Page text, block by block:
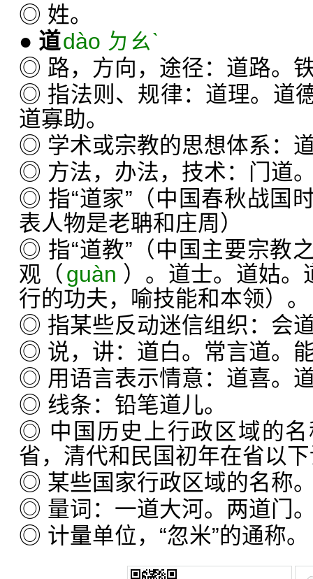
◎ 姓。
● 道dào ㄉㄠˋ
◎ 路，方向，途径：道路。
◎ 指法则、规律：道理。道
道寡助。
◎ 学术或宗教的思想体系：
◎ 方法，办法，技术：门道
◎ 指“道家”（中国春秋战国
表人物是老聃和庄周）
◎ 指“道教”（中国主要宗教
观（ guàn ）。道士。道姑。
行的功夫，喻技能和本领）。
◎ 指某些反动迷信组织：会
◎ 说，讲：道白。常言道。
◎ 用语言表示情意：道喜。
◎ 线条：铅笔道儿。
◎ 中国历史上行政区域的
省，清代和民国初年在省以下
◎ 某些国家行政区域的名称
◎ 量词：一道大河。两道门
◎ 计量单位，“忽米”的通称。